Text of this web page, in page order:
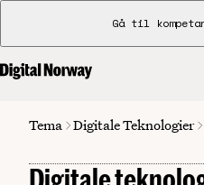
Gå til
Tema Digitale Teknologier
Digitale